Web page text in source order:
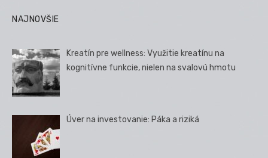
NAJNOVŠIE
Kreatín pre wellness: Využitie kreatínu na
kognitívne funkcie, nielen na svalovú hmotu
Úver na investovanie: Páka a riziká